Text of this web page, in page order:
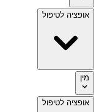
אופציה לטיפול
מין
אופציה לטיפול